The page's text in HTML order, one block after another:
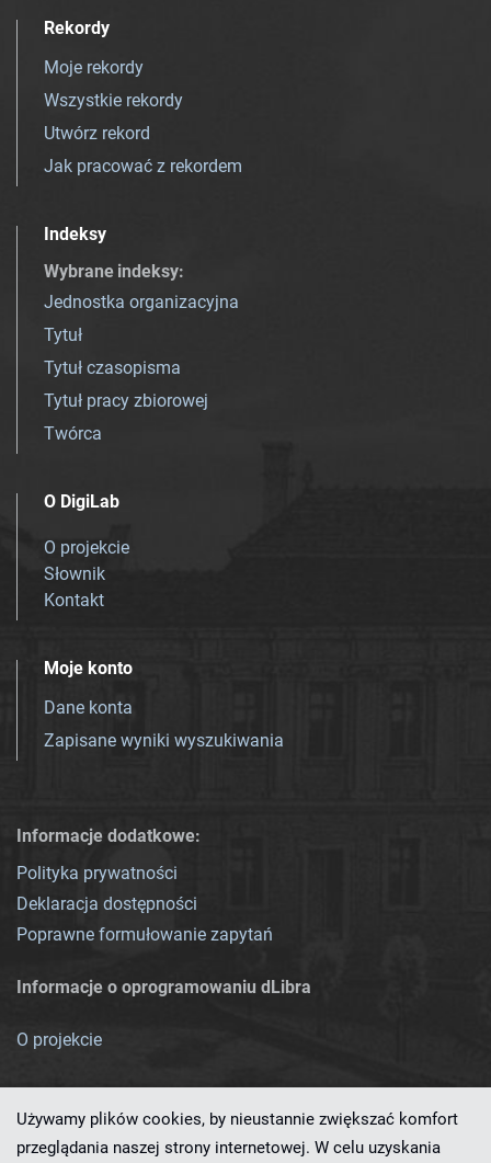
Rekordy
Moje rekordy
Wszystkie rekordy
Utwórz rekord
Jak pracować z rekordem
Indeksy
Wybrane indeksy:
Jednostka organizacyjna
Tytuł
Tytuł czasopisma
Tytuł pracy zbiorowej
Twórca
O DigiLab
O projekcie
Słownik
Kontakt
Moje konto
Dane konta
Zapisane wyniki wyszukiwania
Informacje dodatkowe:
Polityka prywatności
Deklaracja dostępności
Poprawne formułowanie zapytań
Informacje o oprogramowaniu dLibra
O projekcie
Używamy plików cookies, by nieustannie zwiększać komfort
przeglądania naszej strony internetowej. W celu uzyskania